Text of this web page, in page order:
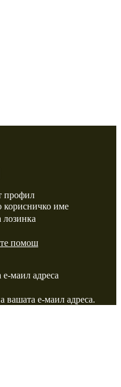
профил
корисничко име
помош
маил адреса
вашата е-маил адреса.